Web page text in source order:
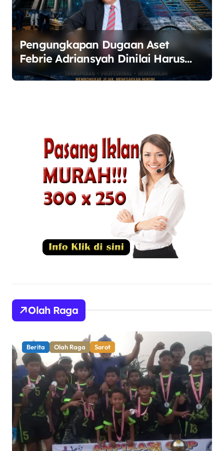
Pengungkapan Dugaan Aset
Febrie Adriansyah Dinilai Harus
Diusut Lewat Pendekatan TPPU
Olah Raga
Berita Olah Raga Sorot